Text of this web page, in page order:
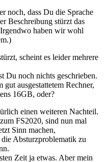
noch, dass Du die Sprache
Beschreibung stürzt das
haben wir wohl
scheint es leider mehrere
Du noch nichts geschrieben.
ausgestattetem Rechner,
16GB, oder?
einen weiteren Nachteil.
FS2020, sind nun mal
Sinn machen,
Absturzproblematik zu
Zeit ja etwas. Aber mein